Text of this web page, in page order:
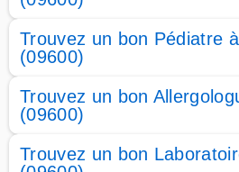
Trouvez un bon Pédiatre
(09600)
Trouvez un bon
(09600)
Trouvez un bon